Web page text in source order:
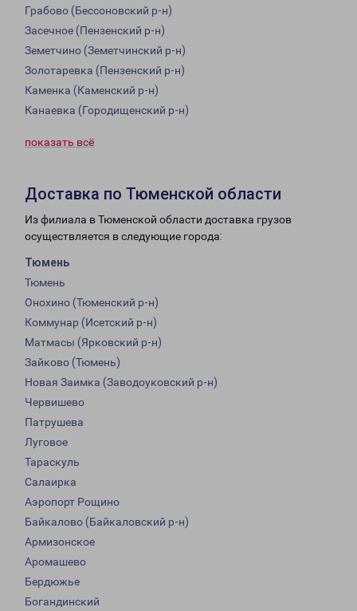
Грабово (Бессоновский р-н)
Засечное (Пензенский р-н)
Земетчино (Земетчинский р-н)
Золотаревка (Пензенский р-н)
Каменка (Каменский р-н)
Канаевка (Городищенский р-н)
показать всё
Доставка по Тюменской области
Из филиала в Тюменской области доставка грузов
осуществляется в следующие города:
Тюмень
Тюмень
Онохино (Тюменский р-н)
Коммунар (Исетский р-н)
Матмасы (Ярковский р-н)
Зайково (Тюмень)
Новая Заимка (Заводоуковский р-н)
Червишево
Патрушева
Луговое
Тараскуль
Салаирка
Аэропорт Рощино
Байкалово (Байкаловский р-н)
Армизонское
Аромашево
Бердюжье
Богандинский